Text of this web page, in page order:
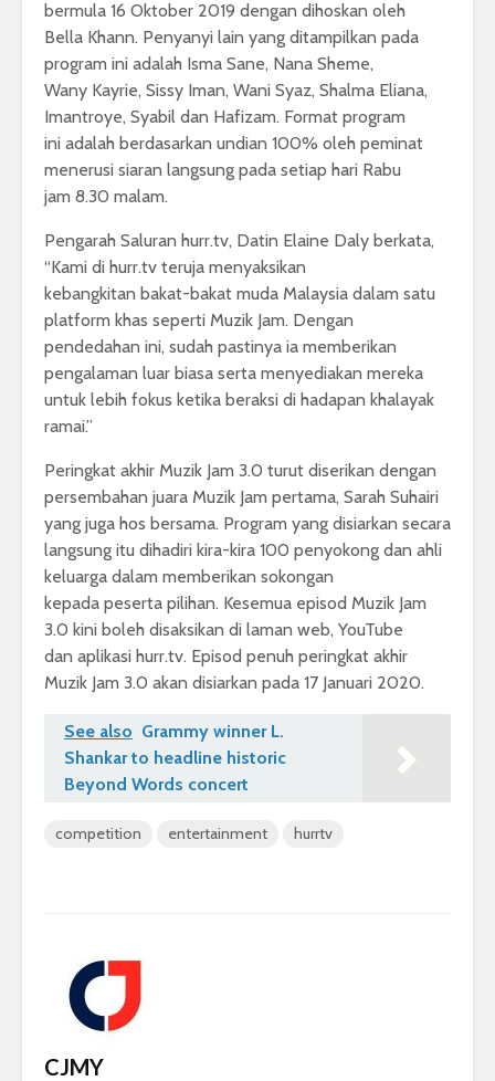
bermula 16 Oktober 2019 dengan dihoskan oleh
Bella Khann. Penyanyi lain yang ditampilkan pada
program ini adalah Isma Sane, Nana Sheme,
Wany Kayrie, Sissy Iman, Wani Syaz, Shalma Eliana,
Imantroye, Syabil dan Hafizam. Format program
ini adalah berdasarkan undian 100% oleh peminat
menerusi siaran langsung pada setiap hari Rabu
jam 8.30 malam.
Pengarah Saluran hurr.tv, Datin Elaine Daly berkata,
“Kami di hurr.tv teruja menyaksikan
kebangkitan bakat-bakat muda Malaysia dalam satu
platform khas seperti Muzik Jam. Dengan
pendedahan ini, sudah pastinya ia memberikan
pengalaman luar biasa serta menyediakan mereka
untuk lebih fokus ketika beraksi di hadapan khalayak
ramai.”
Peringkat akhir Muzik Jam 3.0 turut diserikan dengan
persembahan juara Muzik Jam pertama, Sarah Suhairi
yang juga hos bersama. Program yang disiarkan secara
langsung itu dihadiri kira-kira 100 penyokong dan ahli
keluarga dalam memberikan sokongan
kepada peserta pilihan. Kesemua episod Muzik Jam
3.0 kini boleh disaksikan di laman web, YouTube
dan aplikasi hurr.tv. Episod penuh peringkat akhir
Muzik Jam 3.0 akan disiarkan pada 17 Januari 2020.
See also Grammy winner L.
Shankar to headline historic
Beyond Words concert
competition entertainment hurrtv
CJMY